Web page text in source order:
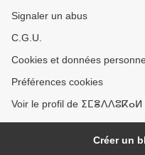
Signaler un abus
C.G.U.
Cookies et données
Préférences cookies
Voir le profil de ⵉⵎⴻⴷⴷⵓⴽⴰⵍ
Créer un